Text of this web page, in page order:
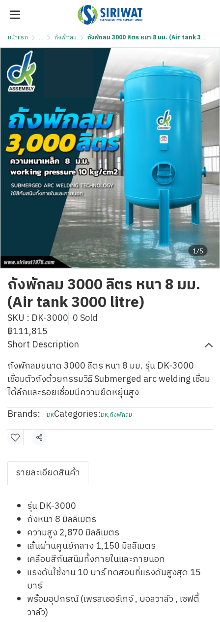
หน้าแรก ... ถังพักลม ถังพักลม 3000 ลิตร หนา 8 มม. (Air tank 3000 litre)
1/5
ถังพักลม 3000 ลิตร หนา 8 มม.
(Air tank 3000 litre)
SKU : DK-3000 0 Sold
฿111,815
Short Description
ถังพักลมขนาด 3000 ลิตร หนา 8 มม. รุ่น DK-3000
เชื่อมตัวถังด้วยกรรมวิธี Submerged arc welding เชื่อม
ได้ลึกและรอยเชื่อมมีความยืดหยุ่นสูง
Brands:
DKCategories:DK,ถังพักลม
Share
รายละเอียดสินค้า
รุ่น DK-3000
ถังหนา 8 มิลลิเมตร
ความสูง 2,870 มิลลิเมตร
เส้นผ่านศูนย์กลาง 1,150 มิลลิเมตร
เคลือบสีกันสนิมทั้งภายในและภายนอก
แรงดันใช้งาน 10 บาร์ ทดสอบที่แรงดันสูงสุด 15
บาร์
พร้อมอุปกรณ์ (เพรสเชอร์เกจ์ , บอลวาล์ว , เซฟตี้
วาล์ว)